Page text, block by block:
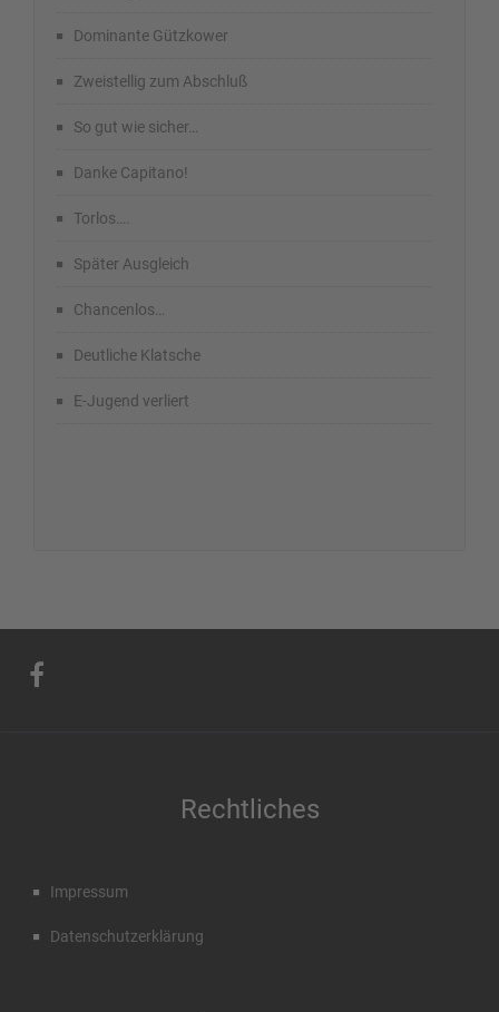
Dominante Gützkower
Zweistellig zum Abschluß
So gut wie sicher…
Danke Capitano!
Torlos….
Später Ausgleich
Chancenlos…
Deutliche Klatsche
E-Jugend verliert
Rechtliches
Impressum
Datenschutzerklärung